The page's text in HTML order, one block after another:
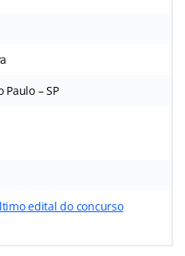
Paulo – SP
edital do concurso